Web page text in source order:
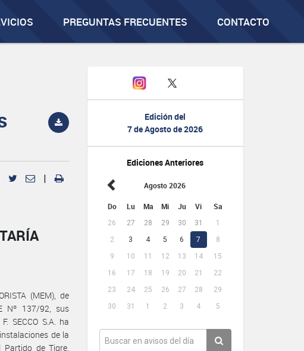
PREGUNTAS FRECUENTES CONTACTO
Edición del
7 de Agosto de 2026
Ediciones Anteriores
Agosto 2026
Do Lu Ma Mi Ju Vi Sa
26 27 28 29 30 31
1
2
3 4 5 6 7
8
9
10 11 12 13 14
15
16
17 18 19 20 21
22
23
24 25 26 27 28
29
30
31 1 2 3 4 5
|
(MEM), de
Nº 137/92, sus
SECCO S.A. ha
de la
Partido de Tigre,